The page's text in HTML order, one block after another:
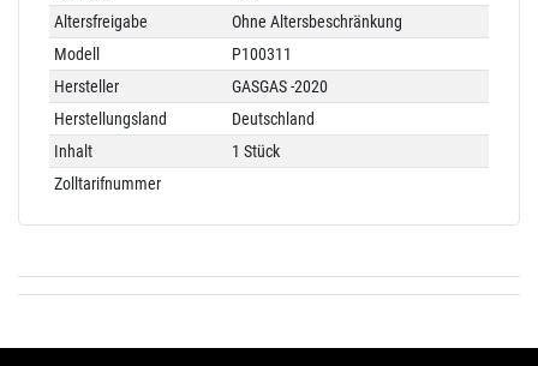
Altersfreigabe
Ohne Altersbeschränkung
Modell
P100311
Hersteller
GASGAS -2020
Herstellungsland
Deutschland
Inhalt
1 Stück
Zolltarifnummer